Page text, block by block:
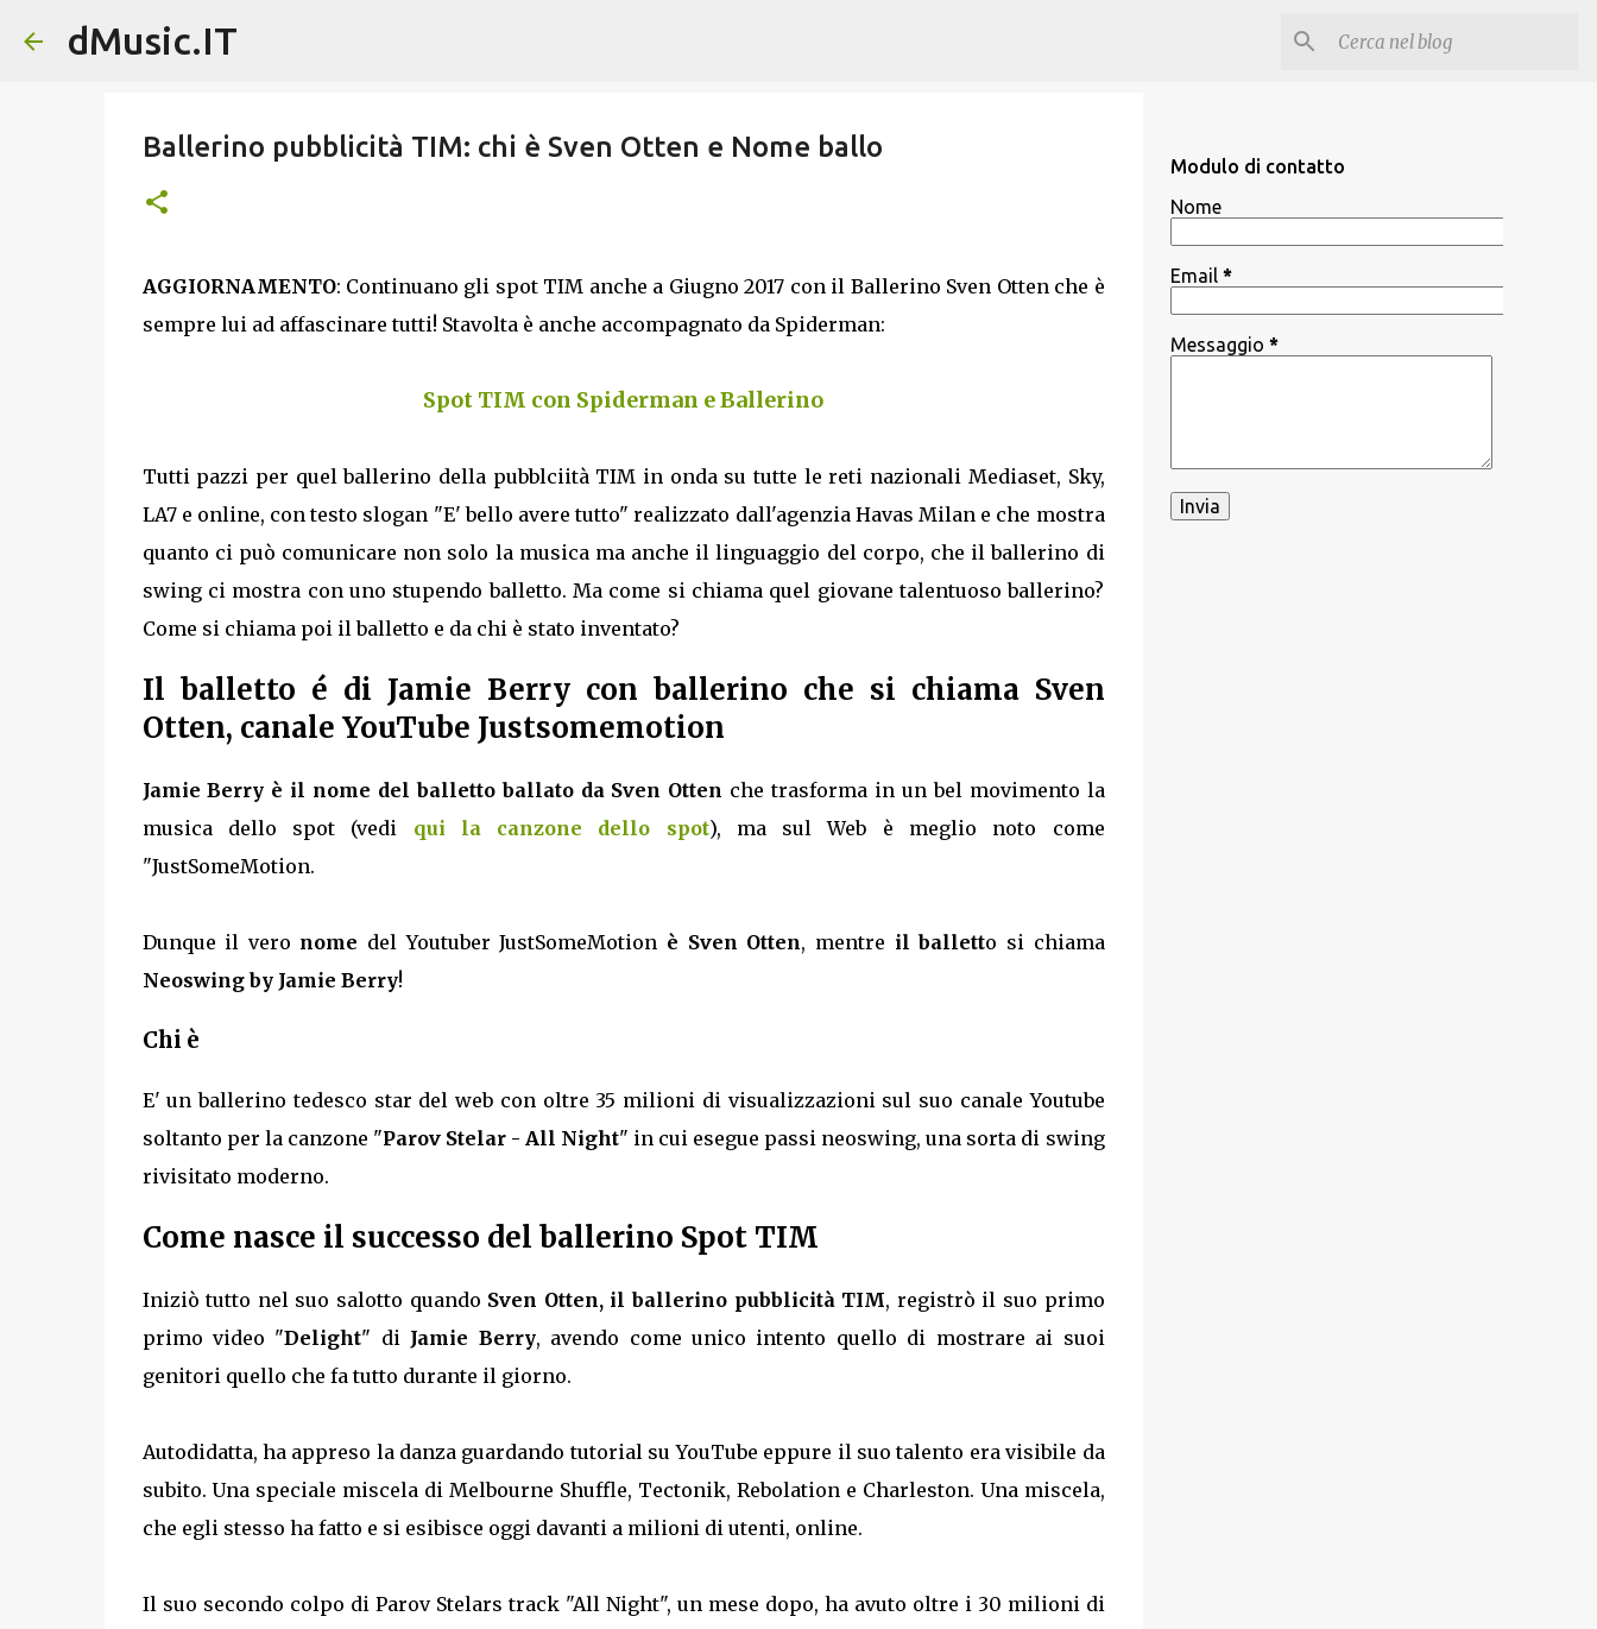
dMusic.IT
Ballerino pubblicità TIM: chi è Sven Otten e Nome ballo
AGGIORNAMENTO: Continuano gli spot TIM anche a Giugno 2017 con il Ballerino Sven Otten che è
sempre lui ad affascinare tutti! Stavolta è anche accompagnato da Spiderman:
Spot TIM con Spiderman e Ballerino
Tutti pazzi per quel ballerino della pubblciità TIM in onda su tutte le reti nazionali Mediaset, Sky,
LA7 e online, con testo slogan "E' bello avere tutto" realizzato dall'agenzia Havas Milan e che mostra
quanto ci può comunicare non solo la musica ma anche il linguaggio del corpo, che il ballerino di
swing ci mostra con uno stupendo balletto. Ma come si chiama quel giovane talentuoso ballerino?
Come si chiama poi il balletto e da chi è stato inventato?
Il balletto é di Jamie Berry con ballerino che si chiama Sven
Otten, canale YouTube Justsomemotion
Jamie Berry è il nome del balletto ballato da Sven Otten che trasforma in un bel movimento la
musica dello spot (vedi qui la canzone dello spot), ma sul Web è meglio noto come
"JustSomeMotion.
Dunque il vero nome del Youtuber JustSomeMotion è Sven Otten, mentre il balletto si chiama
Neoswing by Jamie Berry!
Chi è
E' un ballerino tedesco star del web con oltre 35 milioni di visualizzazioni sul suo canale Youtube
soltanto per la canzone "Parov Stelar - All Night" in cui esegue passi neoswing, una sorta di swing
rivisitato moderno.
Come nasce il successo del ballerino Spot TIM
Iniziò tutto nel suo salotto quando Sven Otten, il ballerino pubblicità TIM, registrò il suo primo
primo video "Delight" di Jamie Berry, avendo come unico intento quello di mostrare ai suoi
genitori quello che fa tutto durante il giorno.
Autodidatta, ha appreso la danza guardando tutorial su YouTube eppure il suo talento era visibile da
subito. Una speciale miscela di Melbourne Shuffle, Tectonik, Rebolation e Charleston. Una miscela,
che egli stesso ha fatto e si esibisce oggi davanti a milioni di utenti, online.
Il suo secondo colpo di Parov Stelars track "All Night", un mese dopo, ha avuto oltre i 30 milioni di
Modulo di contatto
Nome
Email *
Messaggio *